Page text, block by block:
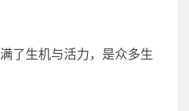
了生机与活力，是众多生